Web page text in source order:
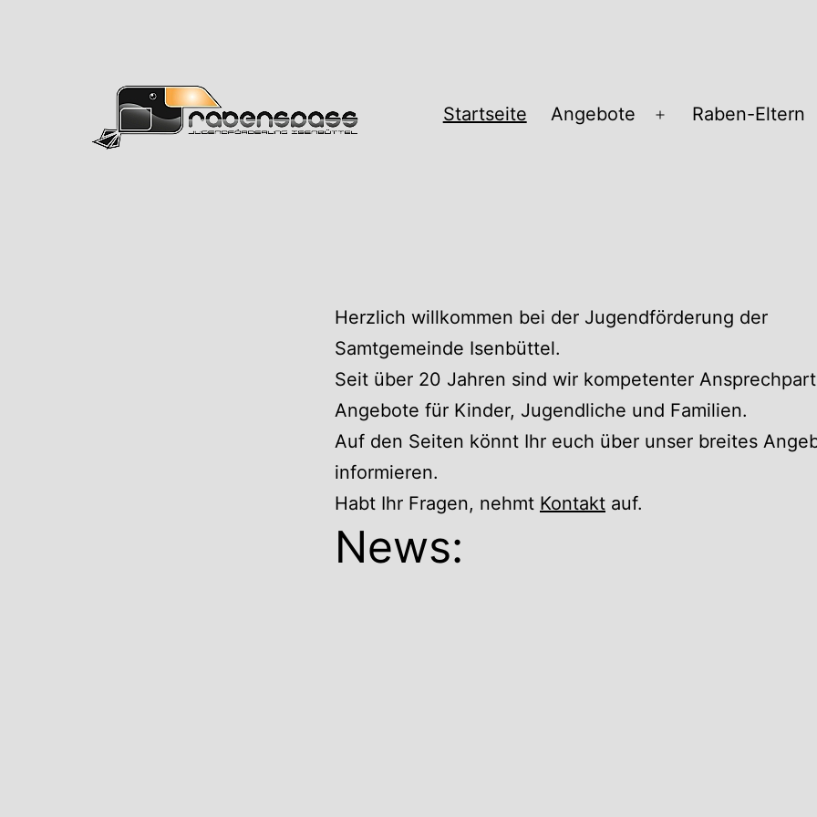
Startseite Angebote
Menü
Raben-Eltern
Herzlich willkommen bei der Jugendförderung der
Samtgemeinde Isenbüttel.
Seit über 20 Jahren sind wir kompetenter
Angebote für Kinder, Jugendliche und Familien.
Auf den Seiten könnt Ihr euch über unser breites
informieren.
Habt Ihr Fragen, nehmt Kontakt auf.
News: